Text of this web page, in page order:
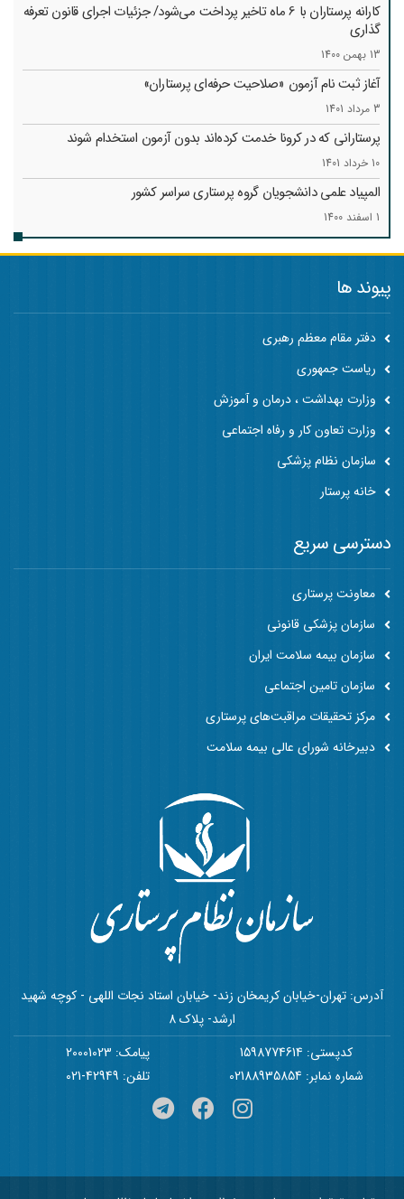
کارانه‌ پرستاران با 6 ماه تاخیر پرداخت می‌شود/ جزئیات اجرای قانون تعرفه
گذاری
13 بهمن 1400
آغاز ثبت نام آزمون «صلاحیت حرفه‌ای پرستاران»
3 مرداد 1401
پرستارانی که در کرونا خدمت کرد‌ه‌اند بدون آزمون استخدام شوند
10 خرداد 1401
المپیاد علمی دانشجویان گروه پرستاری سراسر کشور
1 اسفند 1400
پیوند ها
دفتر مقام معظم رهبری
ریاست جمهوری
وزارت بهداشت ، درمان و آموزش
وزارت تعاون کار و رفاه اجتماعی
سازمان نظام پزشکی
خانه پرستار
آدرس: تهران-خیابان کریمخان زند- خیابان استاد نجات اللهی - کوچه شهید
ارشد- پلاک 8
کدپستی: 1598774614
پیامک: 20001023
شماره نمابر: 02188935854
تلفن: 42949-021
دسترسی سریع
معاونت پرستاری
سازمان پزشکی قانونی
سازمان بیمه سلامت ایران
سازمان تامین اجتماعی
مرکز تحقیقات مراقبت‌های پرستاری
دبیرخانه شورای عالی بیمه سلامت